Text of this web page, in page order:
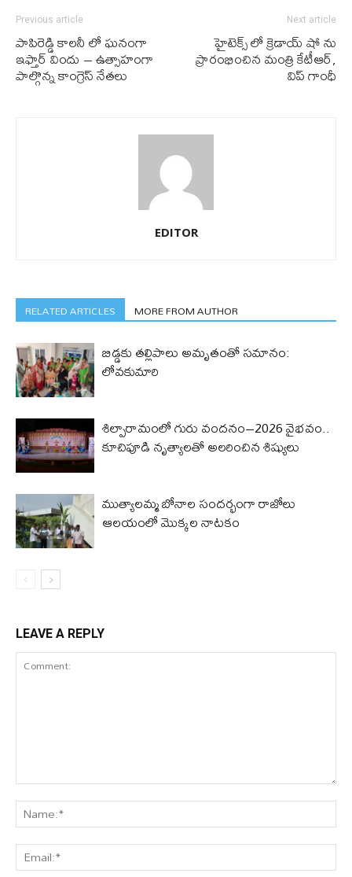
Previous article
పాపిరెడ్డి కాలనీ లో ఘనంగా
ఇఫ్తార్ విందు – ఉత్సాహంగా
పాల్గొన్న కాంగ్రెస్ నేతలు
Next article
హైటెక్స్ లో క్రెడాయ్ షో ను
ప్రారంభించిన మంత్రి కేటీఆర్,
విప్ గాంధీ
EDITOR
RELATED ARTICLES MORE FROM AUTHOR
బిడ్డ‌కు త‌ల్లిపాలు అమృతంతో స‌మానం:
లోవ‌కుమారి
శిల్పారామంలో గురు వందనం–2026 వైభవం..
కూచిపూడి నృత్యాలతో అలరించిన శిష్యులు
ముత్యాలమ్మ బోనాల సందర్భంగా రాజోలు
ఆలయంలో మొక్కల నాటకం
LEAVE A REPLY